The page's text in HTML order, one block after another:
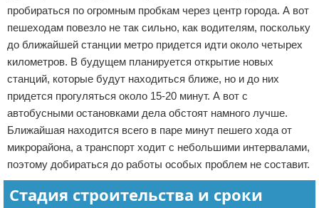
пробираться по огромным пробкам через центр города. А вот
пешеходам повезло не так сильно, как водителям, поскольку
до ближайшей станции метро придется идти около четырех
километров. В будущем планируется открытие новых
станций, которые будут находиться ближе, но и до них
придется прогуляться около 15-20 минут. А вот с
автобусными остановками дела обстоят намного лучше.
Ближайшая находится всего в паре минут пешего хода от
микрорайона, а транспорт ходит с небольшими интервалами,
поэтому добираться до работы особых проблем не составит.
Стадия строительства и сроки